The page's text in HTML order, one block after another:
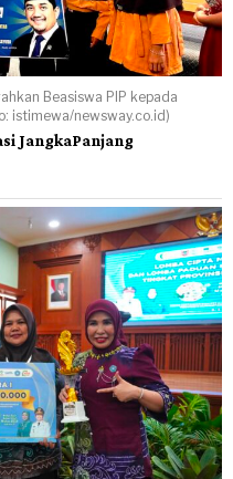
Beasiswa PIP kepada
istimewa/newsway.co.id)
JangkaPanjang